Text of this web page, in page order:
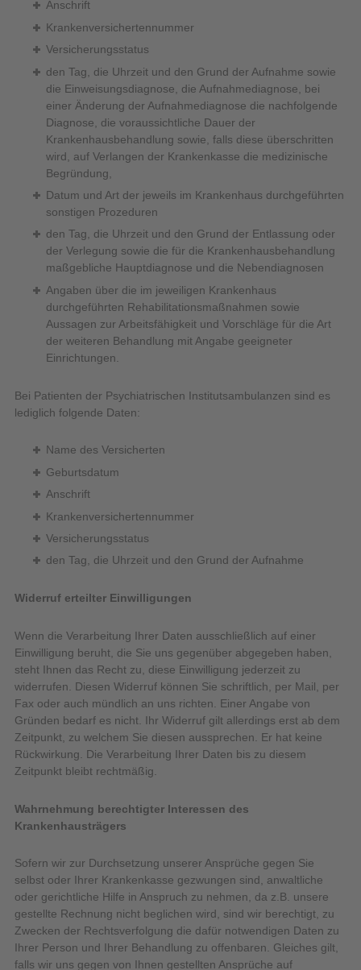
Anschrift
Krankenversichertennummer
Versicherungsstatus
den Tag, die Uhrzeit und den Grund der Aufnahme sowie
die Einweisungsdiagnose, die Aufnahmediagnose, bei
einer Änderung der Aufnahmediagnose die nachfolgende
Diagnose, die voraussichtliche Dauer der
Krankenhausbehandlung sowie, falls diese überschritten
wird, auf Verlangen der Krankenkasse die medizinische
Begründung,
Datum und Art der jeweils im Krankenhaus durchgeführten
sonstigen Prozeduren
den Tag, die Uhrzeit und den Grund der Entlassung oder
der Verlegung sowie die für die Krankenhausbehandlung
maßgebliche Hauptdiagnose und die Nebendiagnosen
Angaben über die im jeweiligen Krankenhaus
durchgeführten Rehabilitationsmaßnahmen sowie
Aussagen zur Arbeitsfähigkeit und Vorschläge für die Art
der weiteren Behandlung mit Angabe geeigneter
Einrichtungen.
Bei Patienten der Psychiatrischen Institutsambulanzen sind es
lediglich folgende Daten:
Name des Versicherten
Geburtsdatum
Anschrift
Krankenversichertennummer
Versicherungsstatus
den Tag, die Uhrzeit und den Grund der Aufnahme
Widerruf erteilter Einwilligungen
Wenn die Verarbeitung Ihrer Daten ausschließlich auf einer
Einwilligung beruht, die Sie uns gegenüber abgegeben haben,
steht Ihnen das Recht zu, diese Einwilligung jederzeit zu
widerrufen. Diesen Widerruf können Sie schriftlich, per Mail, per
Fax oder auch mündlich an uns richten. Einer Angabe von
Gründen bedarf es nicht. Ihr Widerruf gilt allerdings erst ab dem
Zeitpunkt, zu welchem Sie diesen aussprechen. Er hat keine
Rückwirkung. Die Verarbeitung Ihrer Daten bis zu diesem
Zeitpunkt bleibt rechtmäßig.
Wahrnehmung berechtigter Interessen des
Krankenhausträgers
Sofern wir zur Durchsetzung unserer Ansprüche gegen Sie
selbst oder Ihrer Krankenkasse gezwungen sind, anwaltliche
oder gerichtliche Hilfe in Anspruch zu nehmen, da z.B. unsere
gestellte Rechnung nicht beglichen wird, sind wir berechtigt, zu
Zwecken der Rechtsverfolgung die dafür notwendigen Daten zu
Ihrer Person und Ihrer Behandlung zu offenbaren. Gleiches gilt,
falls wir uns gegen von Ihnen gestellten Ansprüche auf